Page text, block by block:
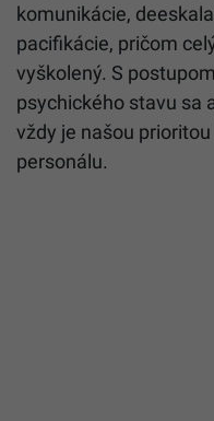
komunikácie,
pacifikácie, pričom
vyškolený. S
psychického stavu sa
vždy je našou
personálu.